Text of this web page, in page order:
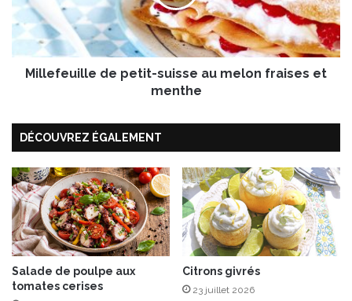
r
b
e
c
:
n
p
a
p
i
e
r
a
l
f
e
u
i
d
p
e
t
i
t
-
s
u
i
Millefeuille de petit-suisse au melon fraises et
menthe
DÉCOUVREZ ÉGALEMENT
Salade de poulpe aux
tomates cerises
Citrons givrés
23 juillet 2026